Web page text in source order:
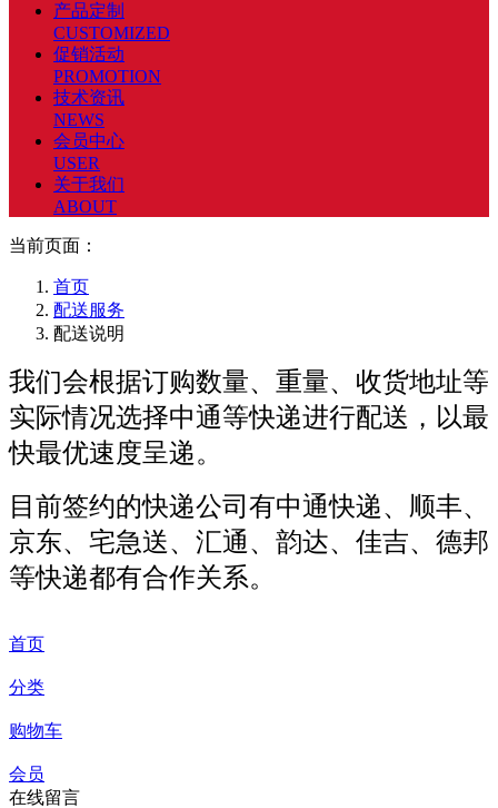
产品定制
CUSTOMIZED
促销活动
PROMOTION
技术资讯
NEWS
会员中心
USER
关于我们
ABOUT
当前页面：
首页
配送服务
配送说明
我们会根据订购数量、重量、收货地址等
实际情况选择中通等快递进行配送，以最
快最优速度呈递。
目前签约的快递公司有中通快递、顺丰、
京东、宅急送、汇通、韵达、佳吉、德邦
等快递都有合作关系。
首页
分类
购物车
会员
在线留言